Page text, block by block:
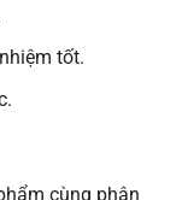
tốt.
cùng phân